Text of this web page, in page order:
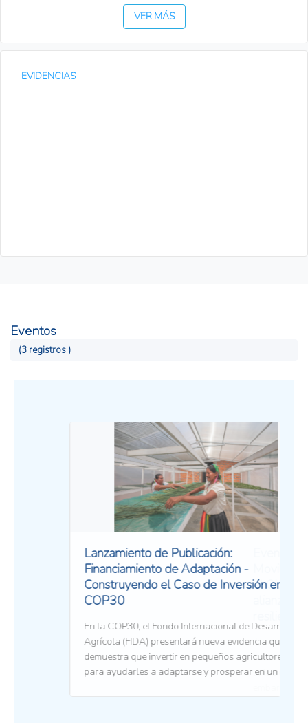
VER MÁS
EVIDENCIAS
Eventos
(3 registros )
Lanzamiento de Publicación:
Financiamiento de Adaptación -
Construyendo el Caso de Inversión en
En la COP30, el Fondo Internacional de Desarrollo
Agrícola (FIDA) presentará nueva evidencia que
demuestra que invertir en pequeños agricultores
para ayudarles a adaptarse y prosperar en un clima